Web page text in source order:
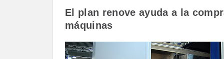
El plan renove ayuda a la
máquinas